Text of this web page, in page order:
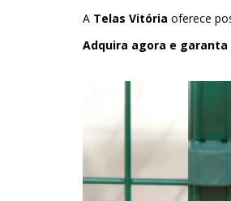
A Telas Vitória oferece
Adquira agora e